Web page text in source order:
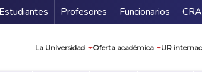
Estudiantes Profesores Funcionarios
La Universidad Oferta académica UR